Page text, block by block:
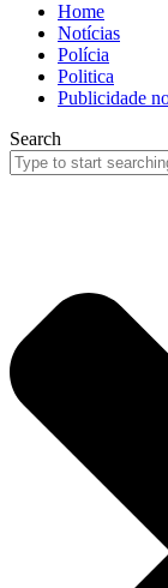
Home
Notícias
Polícia
Politica
Publicidade
Search